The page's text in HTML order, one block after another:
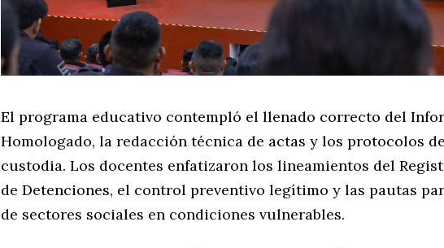
El programa educativo contempló el llenado correcto del
Homologado, la redacción técnica de actas y los protocolos
custodia. Los docentes enfatizaron los lineamientos del
de Detenciones, el control preventivo legítimo y las pautas
de sectores sociales en condiciones vulnerables.